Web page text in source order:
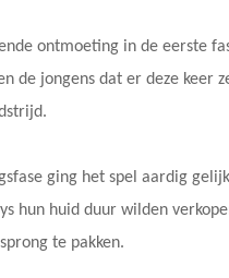
ontmoeting in de eerste
de jongens dat er deze
ging het spel aardig
hun huid duur wilden
te pakken.